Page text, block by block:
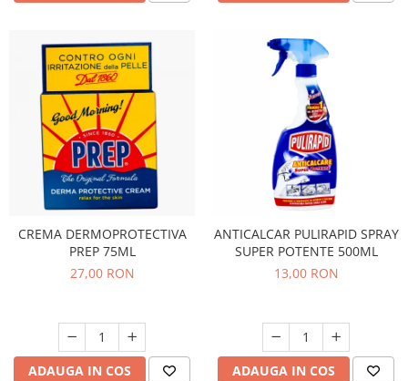
CREMA DERMOPROTECTIVA
PREP 75ML
27,00 RON
ADAUGA IN COS
ANTICALCAR PULIRAPID SPRAY
SUPER POTENTE 500ML
13,00 RON
ADAUGA IN COS